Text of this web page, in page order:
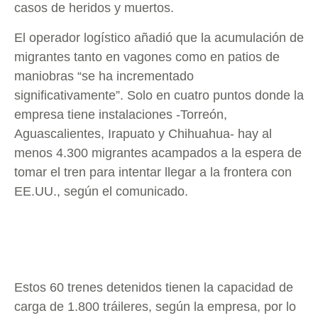
casos de heridos y muertos.
El operador logístico añadió que la acumulación de
migrantes tanto en vagones como en patios de
maniobras “se ha incrementado
significativamente”. Solo en cuatro puntos donde la
empresa tiene instalaciones -Torreón,
Aguascalientes, Irapuato y Chihuahua- hay al
menos 4.300 migrantes acampados a la espera de
tomar el tren para intentar llegar a la frontera con
EE.UU., según el comunicado.
Estos 60 trenes detenidos tienen la capacidad de
carga de 1.800 tráileres, según la empresa, por lo